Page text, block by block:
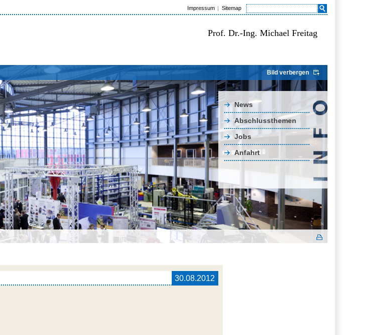
Impressum Sitemap
Prof. Dr.-Ing. Michael Freitag
Bild verbergen
News
Abschlussthemen
Jobs
Anfahrt
30.08.2012